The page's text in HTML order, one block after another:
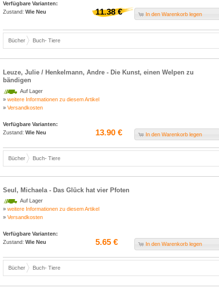
Verfügbare Varianten:
Zustand: Wie Neu 11.38 € In den Warenkorb legen
Bücher Buch- Tiere
Leuze, Julie / Henkelmann, Andre - Die Kunst, einen Welpen zu
bändigen
Auf Lager
» weitere Informationen zu diesem Artikel
» Versandkosten
Verfügbare Varianten:
Zustand: Wie Neu 13.90 € In den Warenkorb legen
Bücher Buch- Tiere
Seul, Michaela - Das Glück hat vier Pfoten
Auf Lager
» weitere Informationen zu diesem Artikel
» Versandkosten
Verfügbare Varianten:
Zustand: Wie Neu 5.65 € In den Warenkorb legen
Bücher Buch- Tiere